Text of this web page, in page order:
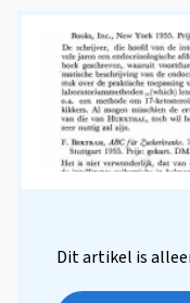
Dit artikel is